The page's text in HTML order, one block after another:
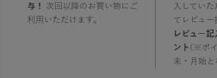
与！
次回以降のお買い物にご
利用いただけます。
入してい
てレビュー
レビュー
ント (※ポイ
末・月始